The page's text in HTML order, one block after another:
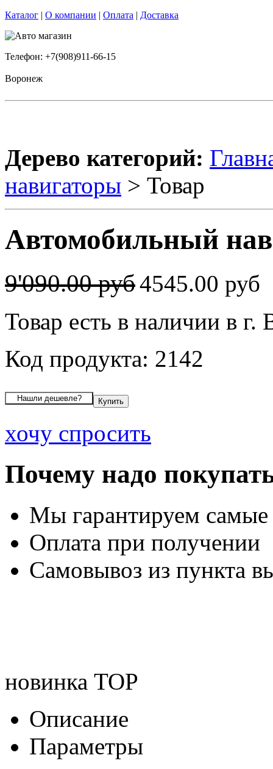
Каталог | О компании | Оплата | Доставка
Телефон: +7(908)911-66-15
Воронеж
Дерево категорий:
навигаторы > Товар
Автомобильный
9'090.00 руб4545.00 руб
Товар есть в наличии в г.
Код продукта: 2142
хочу спросить
Почему надо
Мы гарантируем
Оплата при получении
Самовывоз из пункта
новинка TOP
Описание
Параметры